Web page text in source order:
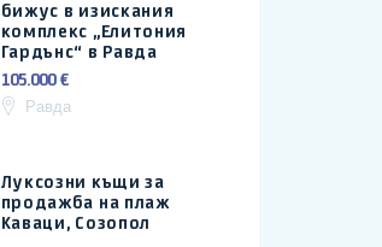
бижус в изискания
комплекс „Елитония
Гардънс“ в Равда
105.000 €
Равда
Луксозни къщи за
продажба на плаж
Каваци, Созопол